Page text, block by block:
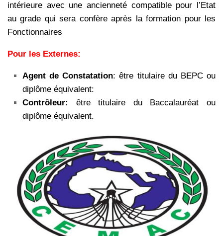
intérieure avec une ancienneté compatible pour l’Etat
au grade qui sera confère après la formation pour les
Fonctionnaires
Pour les Externes:
Agent de Constatation: être titulaire du BEPC ou
diplôme équivalent:
Contrôleur:
être titulaire du Baccalauréat ou
diplôme équivalent.